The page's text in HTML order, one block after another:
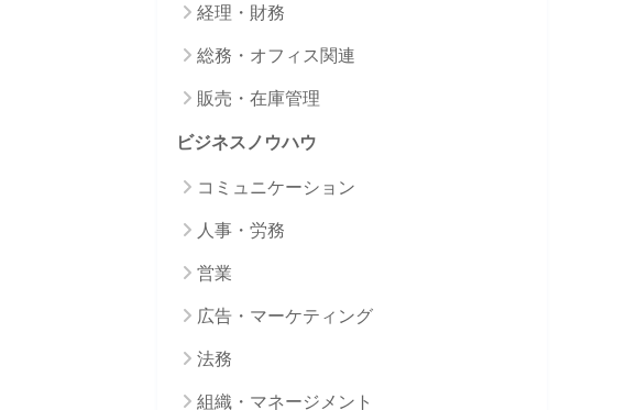
経理・財務
総務・オフィス関連
販売・在庫管理
ビジネスノウハウ
コミュニケーション
人事・労務
営業
広告・マーケティング
法務
組織・マネージメント